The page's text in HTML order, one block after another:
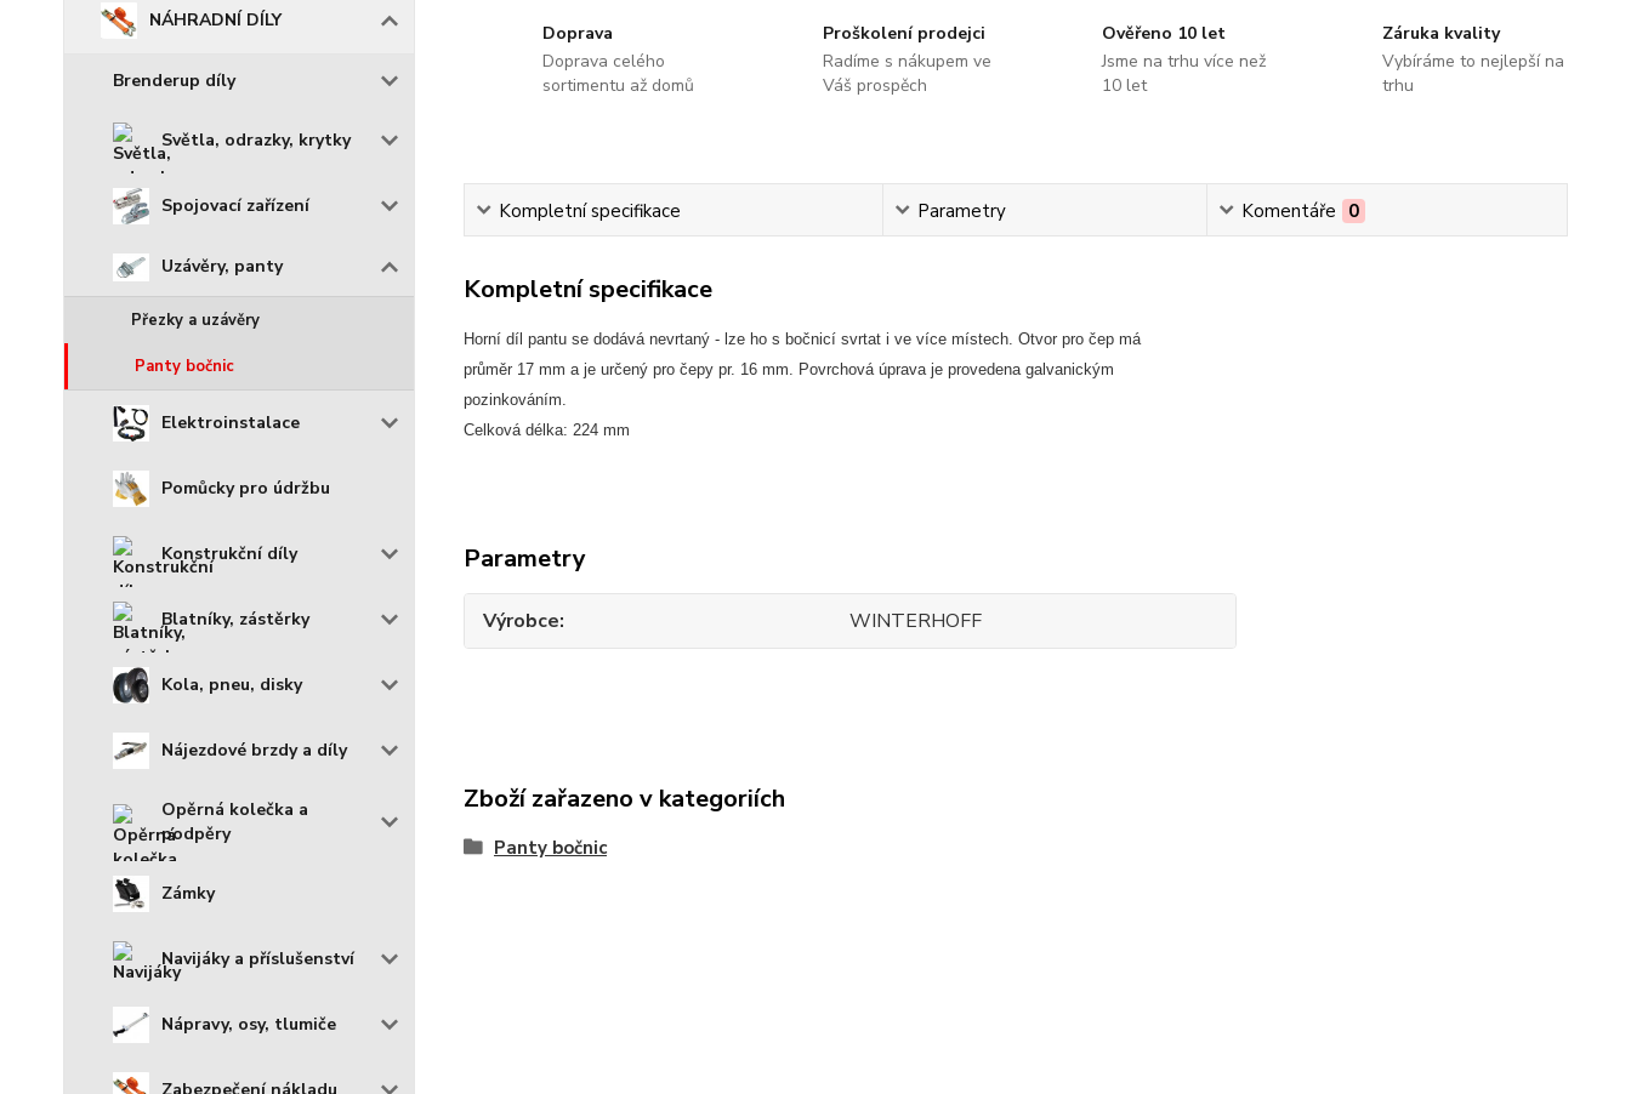
NÁHRADNÍ DÍLY
Brenderup díly
Světla, odrazky, krytky
Spojovací zařízení
Uzávěry, panty
Přezky a uzávěry
Panty bočnic
Elektroinstalace
Pomůcky pro údržbu
Konstrukční díly
Blatníky, zástěrky
Kola, pneu, disky
Nájezdové brzdy a díly
Opěrná kolečka a
podpěry
Zámky
Navijáky a příslušenství
Nápravy, osy, tlumiče
Doprava
Doprava celého
sortimentu až domů
Proškolení prodejci
Radíme s nákupem ve
Váš prospěch
Ověřeno 10 let
Jsme na trhu více než
10 let
Záruka kvality
Vybíráme to nejlepší na
trhu
Kompletní specifikace Parametry Komentáře 0
Kompletní specifikace
Horní díl pantu se dodává nevrtaný - lze ho s bočnicí svrtat i ve více místech. Otvor pro čep má
průměr 17 mm a je určený pro čepy pr. 16 mm. Povrchová úprava je provedena galvanickým
pozinkováním.
Celková délka: 224 mm
Parametry
Výrobce WINTERHOFF
Zboží zařazeno v kategoriích
Panty bočnic